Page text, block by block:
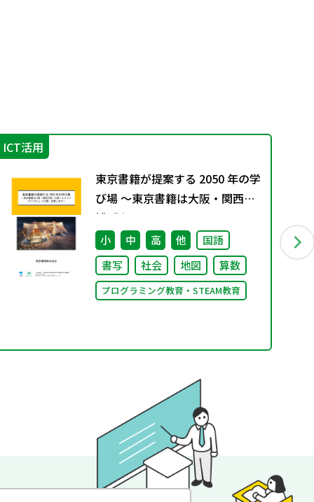
ICT活用
東京書籍が提案する 2050 年の学
び場 ～東京書籍は大阪・関西万
博「大阪ヘルスケア パビリオ
ン」に出展・協賛します～
小 中 高 他
国語
書写
社会 地図 算数
プログラミング教育・STEAM教育